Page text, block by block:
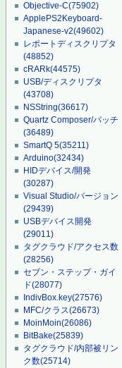
Objective-C(75902)
ApplePS2Keyboard-
Japanese-v2(49602)
レポートディスクリプタ
(48852)
cRARk(44575)
USB/ディスクリプタ
(43708)
NSString(36617)
Quartz Composer/パッチ
(36489)
SmartQ 5(35211)
Arduino(32434)
HIDデバイス/開発
(30287)
Visual Studio/バージョン
(29439)
USBデバイス開発
(29011)
タグクラウド/アクセス数
(28256)
セブン・ステップ・ガイ
ド(28077)
IndivBox.key(27576)
MFC/クラス(26673)
MoinMoin(26086)
BitBake(25839)
タグクラウド/内部被リン
ク数(25714)